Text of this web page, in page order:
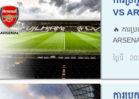
VS
🔥ការ
ថ្ងៃទី :
ការប្